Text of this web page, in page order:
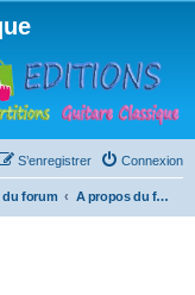
Connexion
S’enregistrer
forum A propos du forum